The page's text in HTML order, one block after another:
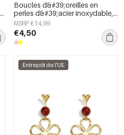
Boucles d&#39;oreilles en
perles d&#39;acier inoxydable,
forme elliptique, collection
simple et mignonne pour le
quotidien, bijoux pour femmes
MSRP €14,99
€4,50
Entrepôt de l'UE